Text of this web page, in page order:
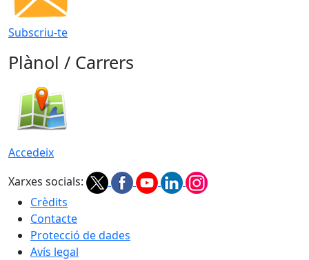
Subscriu-te
Plànol / Carrers
Accedeix
Xarxes socials:
Crèdits
Contacte
Protecció de dades
Avís legal